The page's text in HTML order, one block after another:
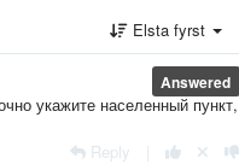
Elsta fyrst
Answered
укажите населенный пункт,
Reply